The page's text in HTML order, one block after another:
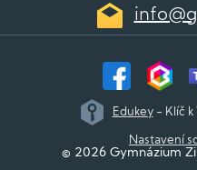
© 2026 Gymnázium
Nastavení
Edukey- Klíč k